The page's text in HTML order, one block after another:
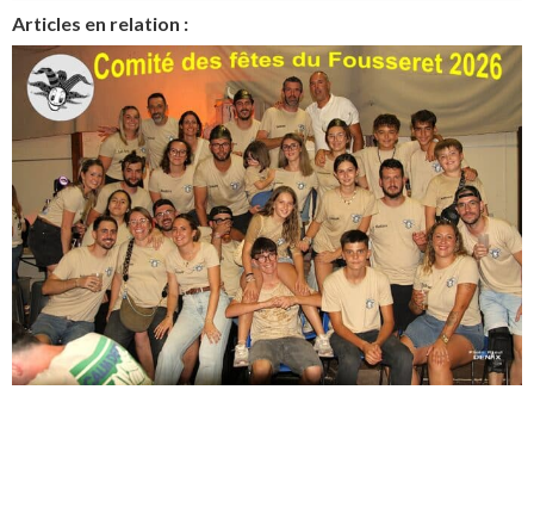
Articles en relation :